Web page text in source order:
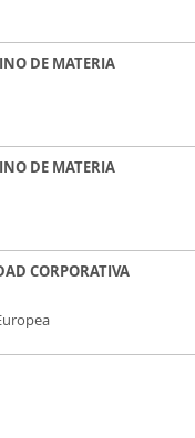
DE MATERIA
DE MATERIA
CORPORATIVA